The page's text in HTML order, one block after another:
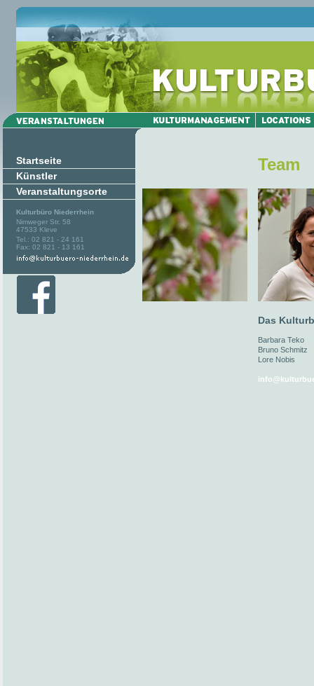
Startseite
Künstler
Veranstaltungsorte
Kulturbüro Niederrhein
Nimweger Str. 58
47533 Kleve
Tel.: 02 821 - 24 161
Fax: 02 821 - 13 161
Team
Das
Barbara Teko
Bruno Schmitz
Lore Nobis